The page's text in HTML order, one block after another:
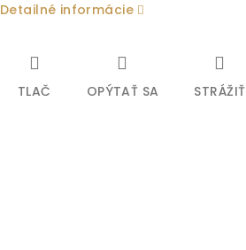
Detailné informácie
TLAČ OPÝTAŤ SA STRÁŽIŤ